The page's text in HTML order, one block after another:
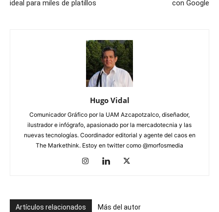
ideal para miles de platillos con Google
Hugo Vidal
Comunicador Gráfico por la UAM Azcapotzalco, diseñador,
ilustrador e infógrafo, apasionado por la mercadotecnia y las
nuevas tecnologías. Coordinador editorial y agente del caos en
The Markethink. Estoy en twitter como @morfosmedia
Artículos relacionados Más del autor